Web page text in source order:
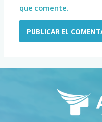
que comente.